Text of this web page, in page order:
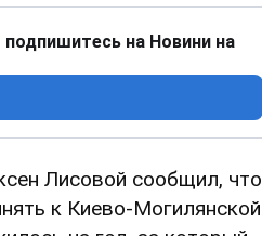
подпишитесь на Новини на
Лисовой сообщил, что
к Киево-Могилянской